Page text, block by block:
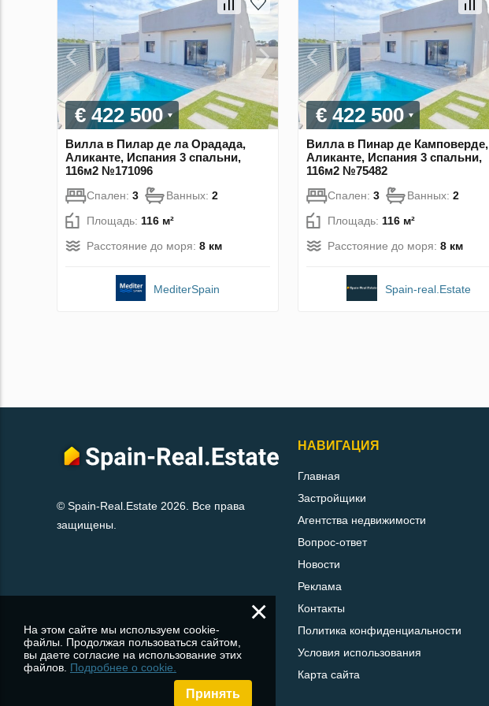
€ 422 500
Вилла в Пилар де ла Орадада,
Аликанте, Испания 3 спальни,
116м2 №171096
Спален: 3 Ванных: 2
Площадь: 116 м²
Расстояние до моря: 8 км
MediterSpain
€ 422 500
Вилла в Пинар де Камповерде,
Аликанте, Испания 3 спальни,
116м2 №75482
Спален: 3 Ванных: 2
Площадь: 116 м²
Расстояние до моря: 8 км
Spain-real.Estate
© Spain-Real.Estate 2026. Все права
защищены.
НАВИГАЦИЯ
Главная
Застройщики
Агентства недвижимости
Вопрос-ответ
Новости
Реклама
Контакты
Политика конфиденциальности
Условия использования
Карта сайта
×
На этом сайте мы используем cookie-
файлы. Продолжая пользоваться сайтом,
вы даете согласие на использование этих
файлов. Подробнее о cookie.
Принять